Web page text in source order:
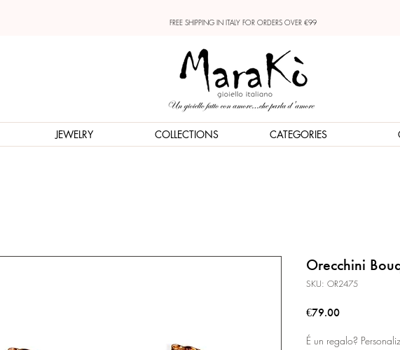
FREE SHIPPING IN ITALY FOR ORDERS OVER €99
JEWELRY COLLECTIONS CATEGORIES
Orecchini
SKU: OR2475
€79.00Price
É un regalo?